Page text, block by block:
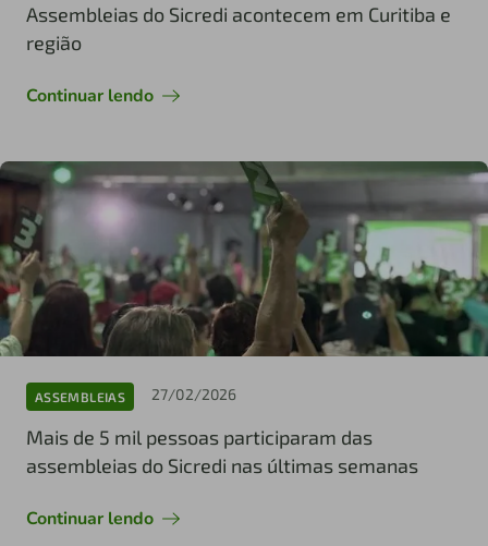
Assembleias do Sicredi acontecem em Curitiba e
região
Continuar lendo
ASSEMBLEIAS 27/02/2026
Mais de 5 mil pessoas participaram das
assembleias do Sicredi nas últimas semanas
Continuar lendo